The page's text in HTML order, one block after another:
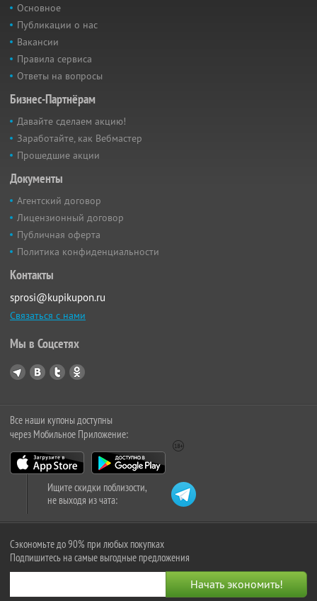
Основное
Публикации о нас
Вакансии
Правила сервиса
Ответы на вопросы
Бизнес-Партнёрам
Давайте сделаем акцию!
Заработайте, как Вебмастер
Прошедшие акции
Документы
Агентский договор
Лицензионный договор
Публичная оферта
Политика конфиденциальности
Контакты
sprosi@kupikupon.ru
Связаться с нами
Мы в Соцсетях
Все наши купоны доступны
через Мобильное Приложение:
Ищите скидки поблизости,
не выходя из чата:
Сэкономьте до 90% при любых покупках
Подпишитесь на самые выгодные предложения